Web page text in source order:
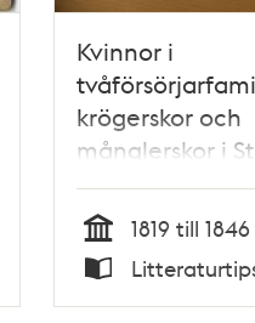
Kvinnor i
krögerskor och
månglerskor i
under första
1800-talet /
Lindquist
Tid
1819 till 1846
Typ